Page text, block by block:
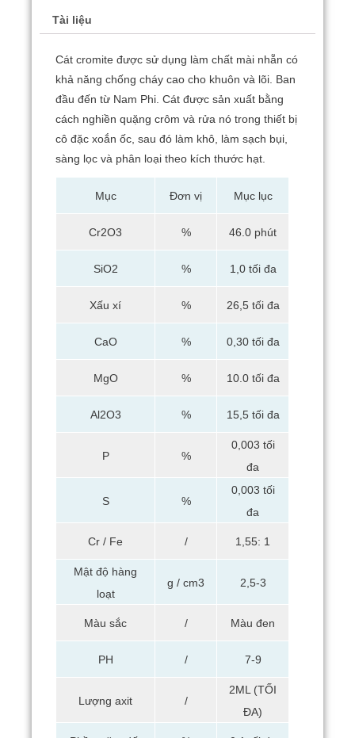
Tài liệu
Cát cromite được sử dụng làm chất mài nhẵn có
khả năng chống cháy cao cho khuôn và lõi. Ban
đầu đến từ Nam Phi. Cát được sản xuất bằng
cách nghiền quặng crôm và rửa nó trong thiết bị
cô đặc xoắn ốc, sau đó làm khô, làm sạch bụi,
sàng lọc và phân loại theo kích thước hạt.
Mục Đơn vị Mục lục
Cr2O3 % 46.0 phút
SiO2 % 1,0 tối đa
Xấu xí % 26,5 tối đa
CaO % 0,30 tối đa
MgO % 10.0 tối đa
Al2O3 % 15,5 tối đa
P %
0,003 tối
đa
S %
0,003 tối
đa
Cr / Fe / 1,55: 1
Mật độ hàng
loạt
g / cm3 2,5-3
Màu sắc / Màu đen
PH / 7-9
Lượng axit /
2ML (TỐI
ĐA)